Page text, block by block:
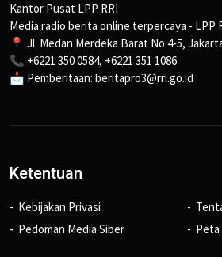
Kantor Pusat LPP RRI
Media radio berita online terpercaya - LPP
📍 Jl. Medan Merdeka Barat No.4-5,
📞 +6221 350 0584, +6221 351 1086
📩 Pemberitaan: beritapro3@rri.go.id
Ketentuan
Kebijakan Privasi
Pedoman Media Siber
Peta